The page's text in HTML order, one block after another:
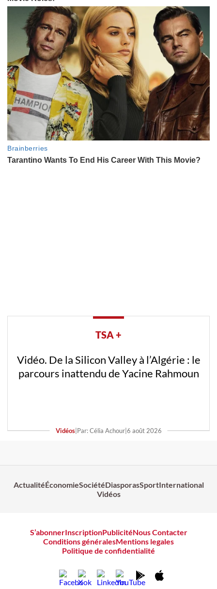
TSA +
Vidéo. De la Silicon Valley à l’Algérie : le
parcours inattendu de Yacine Rahmoun
Vidéos| Par: Célia Achour| 6 août 2026
ActualitéÉconomieSociétéDiasporasSportInternational
Vidéos
S’abonnerInscriptionPublicitéNous Contacter
Conditions généralesMentions legales
Politique de confidentialité